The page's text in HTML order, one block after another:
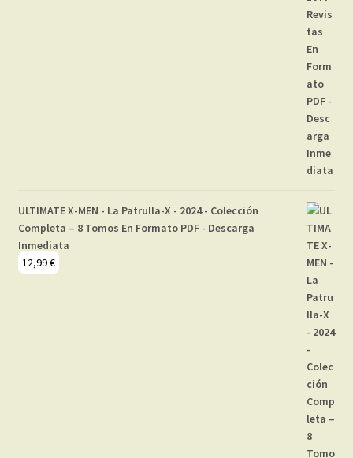
ULTIMATE X-MEN - La Patrulla-X - 2024 - Colección
Completa – 8 Tomos En Formato PDF - Descarga
Inmediata
12,99€